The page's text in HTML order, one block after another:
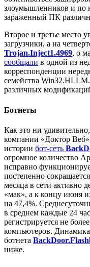
злоумышленников и по
зараженный ПК
Второе и третье место
загрузчики, а на
Trojan.Inject1.4969, о
сообщали в одной из
корреспонденции
семейства
различных
Ботнеты
Как это ни
компании «Доктор
истории бот-сеть
огромное количество
исправно
постепенно
месяца в сети активно
«мак», а к концу июня
на 47,4%.
в среднем каждые 24
регистрируется не
компьютеров.
ботнета
ниже.